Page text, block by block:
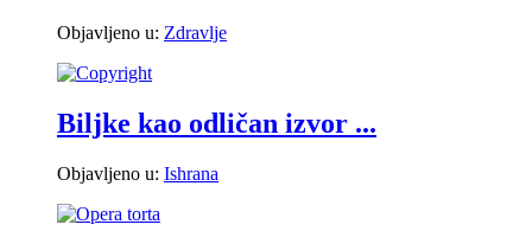
Objavljeno u: Zdravlje
Biljke kao odličan izvor ...
Objavljeno u: Ishrana